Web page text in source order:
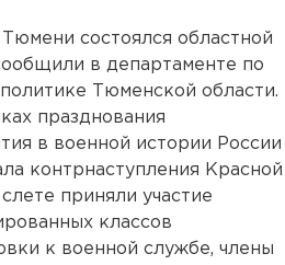
состоялся областной
в департаменте по
Тюменской области.
празднования
в военной истории России
контрнаступления Красной
приняли участие
классов
к военной службе, члены